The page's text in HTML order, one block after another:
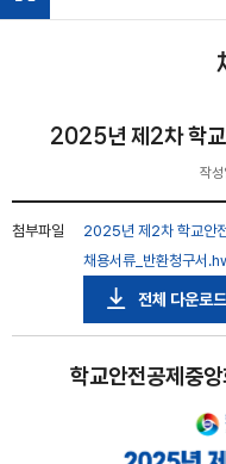
2025년 제2차 학교
작
첨부파일 2025년 제2차 학교안
채용서류_반환청구서
전체 다운로드
학교안전공제중